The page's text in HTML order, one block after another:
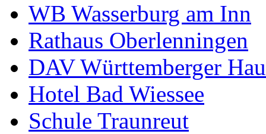
WB Wasserburg am Inn
Rathaus Oberlenningen
DAV Württemberger
Hotel Bad Wiessee
Schule Traunreut